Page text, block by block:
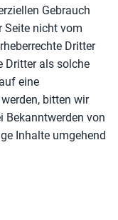
Gebrauch
Seite nicht vom
Dritter
Dritter als solche
eine
bitten wir
Bekanntwerden von
Inhalte umgehend